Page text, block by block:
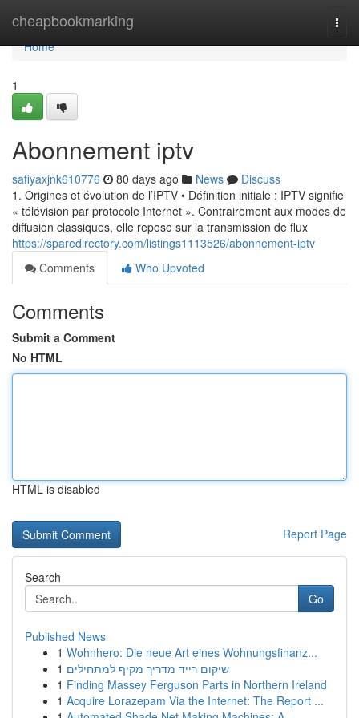
cheapbookmarking
Home
Home
1
Abonnement iptv
safiyaxjnk610776 80 days ago News
Discuss
1. Origines et évolution de l’IPTV • Définition initiale : IPTV signifie
« télévision par protocole Internet ». Contrairement aux modes de
diffusion classiques, elle repose sur la transmission de flux
https://sparedirectory.com/listings1113526/abonnement-iptv
Comments
Who Upvoted
Comments
Submit a Comment
No HTML
HTML is disabled
Report Page
Search
Go
Published News
1 Wohnhero: Die neue Art eines Wohnungsfinanz...
1 שיקום רייד מדריך מקיף למתחילים
1 Finding Massey Ferguson Parts in Northern Ireland
1 Acquire Lorazepam Via the Internet: The Report ...